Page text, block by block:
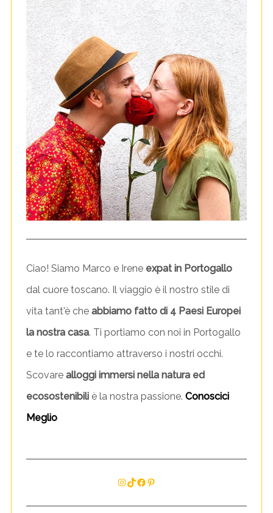
Ciao! Siamo Marco e Irene expat in Portogallo
dal cuore toscano. Il viaggio è il nostro stile di
vita tant'è che abbiamo fatto di 4 Paesi Europei
la nostra casa. Ti portiamo con noi in Portogallo
e te lo raccontiamo attraverso i nostri occhi.
Scovare alloggi immersi nella natura ed
ecosostenibiliè la nostra passione. Conoscici
Meglio
InstagramTikTok Facebook Pinterest